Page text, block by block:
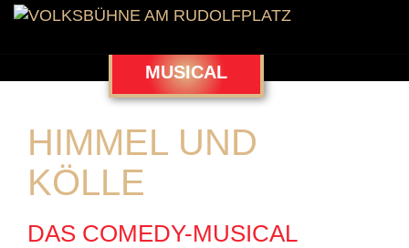
MUSICAL
HIMMEL UND
KÖLLE
DAS COMEDY-MUSICAL